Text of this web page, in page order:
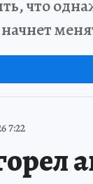
что
7:22